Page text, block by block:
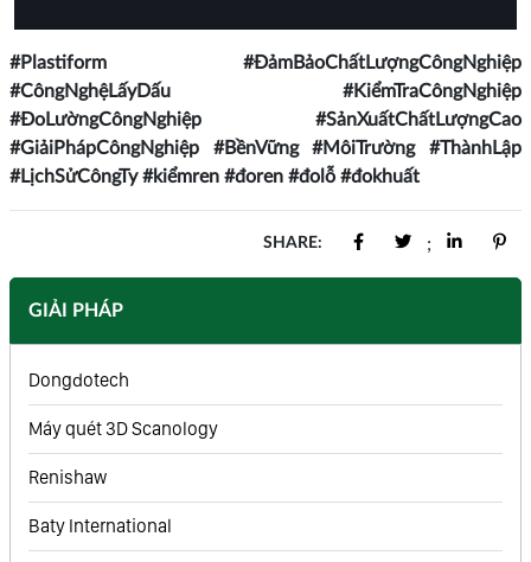
GIẢI PHÁP
Dongdotech
Máy quét 3D Scanology
Renishaw
Baty International
#Plastiform #ĐảmBảoChấtLượngCôngNghiệp
#CôngNghệLấyDấu #KiểmTraCôngNghiệp
#ĐoLườngCôngNghiệp #SảnXuấtChấtLượngCao
#GiảiPhápCôngNghiệp #BềnVững #MôiTrường #ThànhLập
#LịchSửCôngTy #kiểmren #đoren #đolỗ #đokhuất
SHARE: ;